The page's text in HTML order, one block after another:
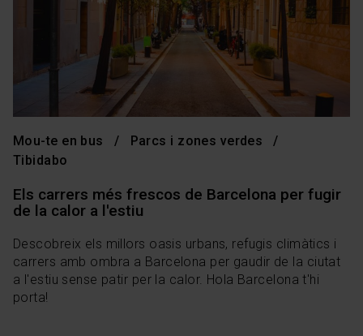
Mou-te en bus
Parcs i zones verdes
Tibidabo
Els carrers més frescos de Barcelona per fugir
de la calor a l'estiu
Descobreix els millors oasis urbans, refugis climàtics i
carrers amb ombra a Barcelona per gaudir de la ciutat
a l'estiu sense patir per la calor. Hola Barcelona t'hi
porta!